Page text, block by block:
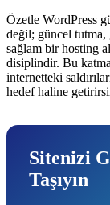
Özetle WordPress
değil; güncel tutma,
sağlam bir hosting
disiplindir. Bu
internetteki
hedef haline
Sitenizi
Taşıyın